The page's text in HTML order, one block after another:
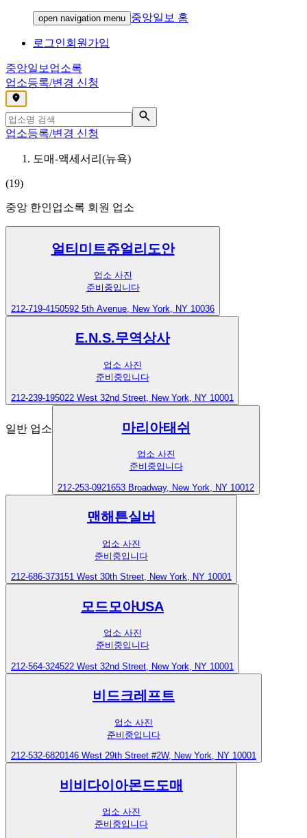
open navigation menu 중앙일보 홈
로그인회원가입
중앙일보 업소록
업소등록/변경 신청
,
업소등록/변경 신청
도매-액세서리(뉴욕)
(19)
중앙 한인업소록 회원 업소
얼티미트쥬얼리도안
업소 사진
준비중입니다
212-719-4150592 5th Avenue, New York, NY 10036
E.N.S.무역상사
업소 사진
준비중입니다
212-239-195022 West 32nd Street, New York, NY 10001
일반 업소 마리아태쉬
업소 사진
준비중입니다
212-253-0921653 Broadway, New York, NY 10012
맨해튼실버
업소 사진
준비중입니다
212-686-373151 West 30th Street, New York, NY 10001
모드모아USA
업소 사진
준비중입니다
212-564-324522 West 32nd Street, New York, NY 10001
비드크레프트
업소 사진
준비중입니다
212-532-6820146 West 29th Street #2W, New York, NY 10001
비비다이아몬드도매
업소 사진
준비중입니다